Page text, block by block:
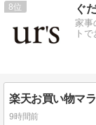
8 ぐ
家事
ト
9時間前